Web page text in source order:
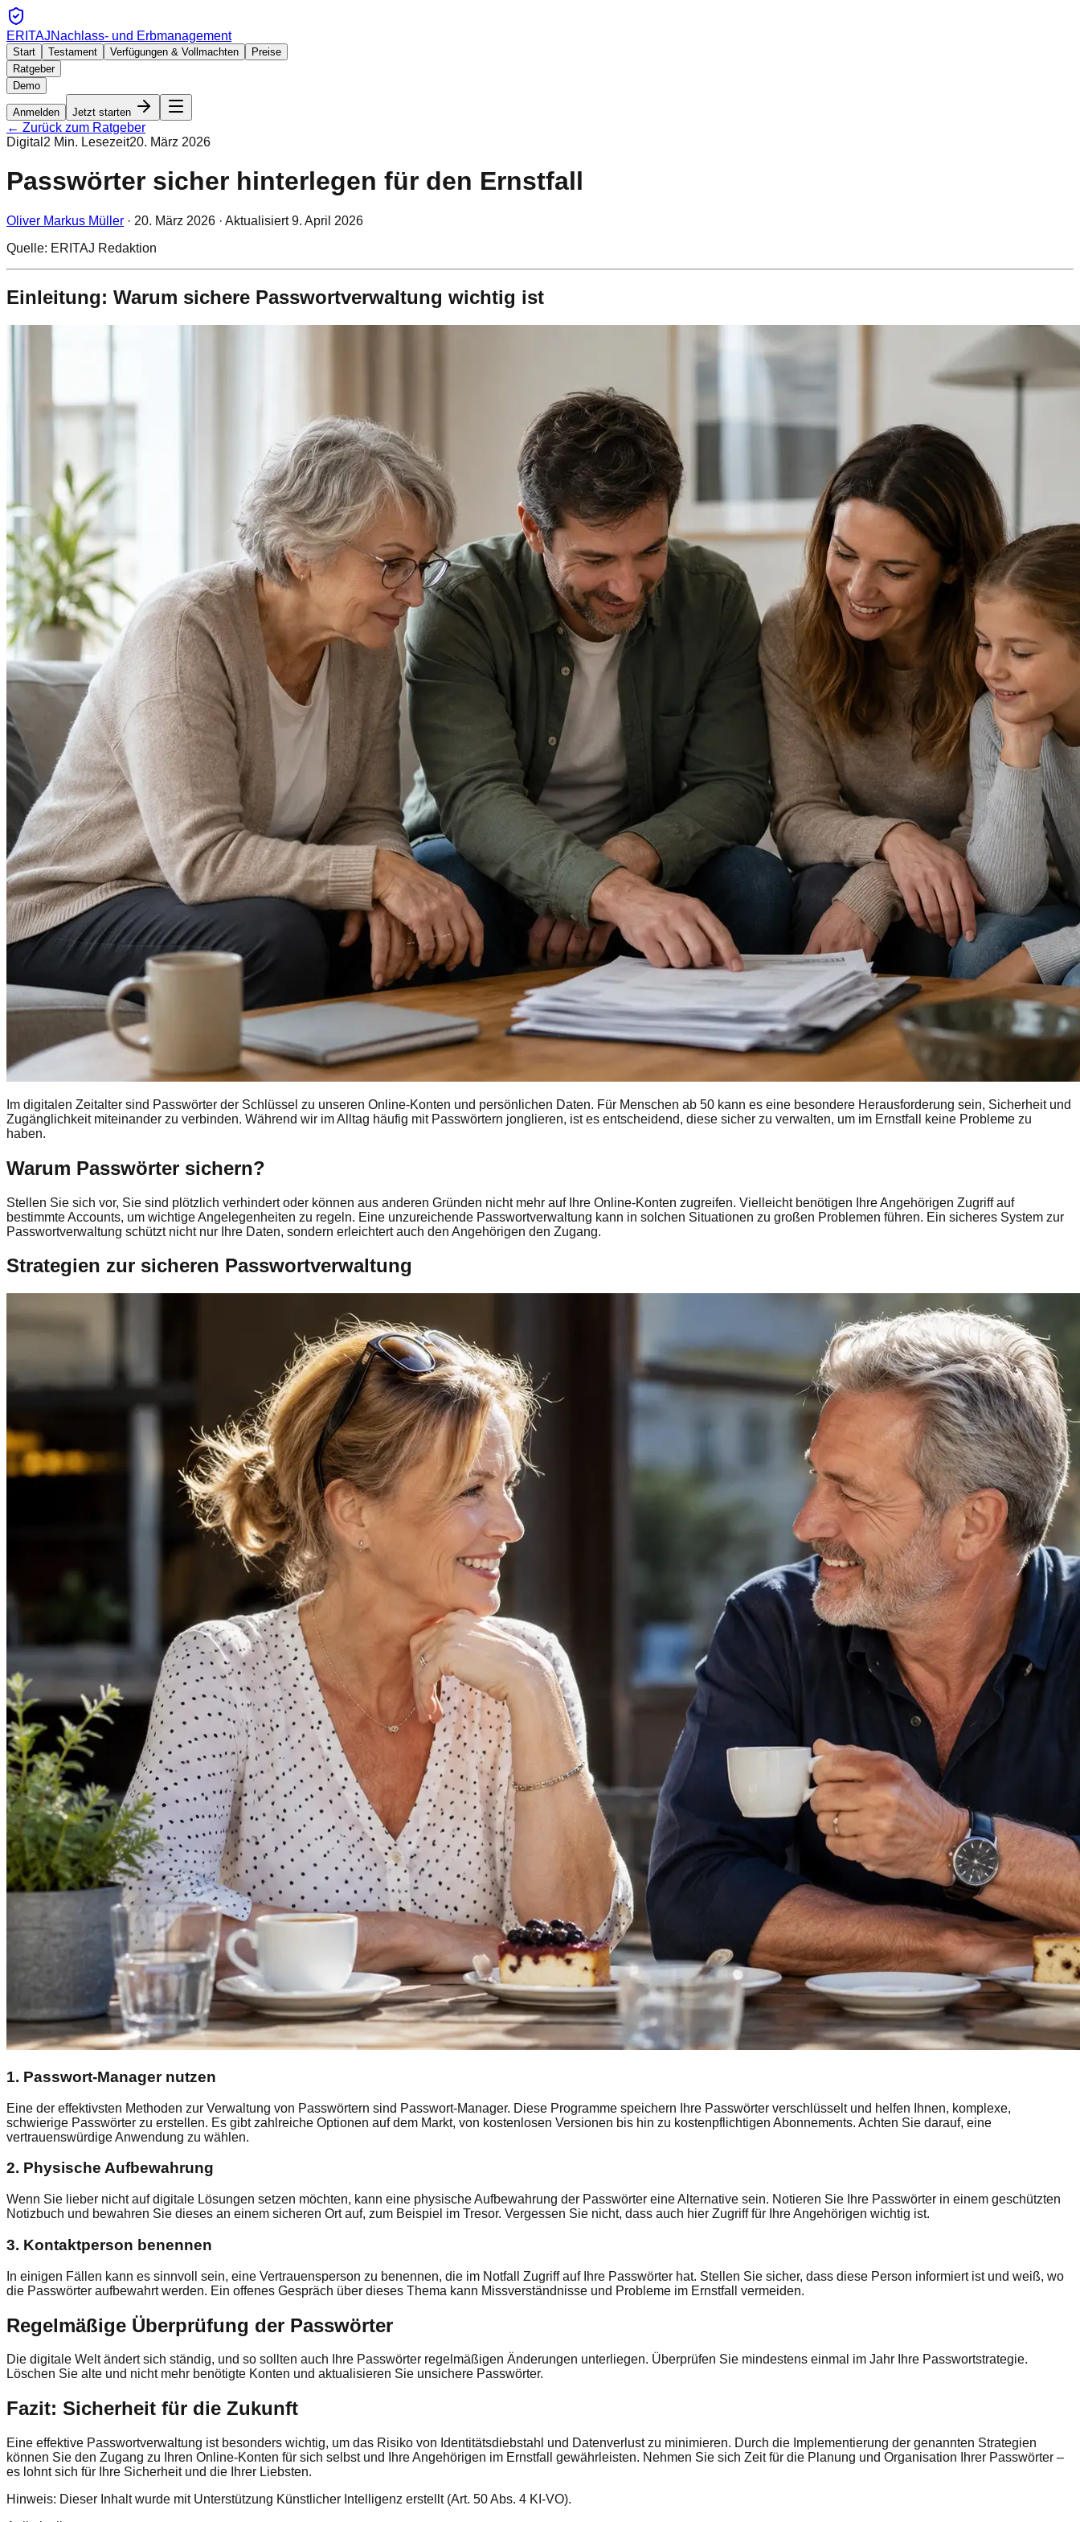
ERITAJNachlass- und Erbmanagement
Start Testament Verfügungen & Vollmachten
Preise
Ratgeber
Demo
Anmelden Jetzt starten
← Zurück zum Ratgeber
Digital 2 Min. Lesezeit20. März 2026
Passwörter sicher hinterlegen für den Ernstfall
Oliver Markus Müller · 20. März 2026 · Aktualisiert9. April 2026
Quelle: ERITAJ Redaktion
Einleitung: Warum sichere Passwortverwaltung wichtig ist
Im digitalen Zeitalter sind Passwörter der Schlüssel zu unseren Online-Konten und persönlichen Daten. Für Menschen ab 50 kann es eine besondere Herausforderung sein, Sicherheit und
Zugänglichkeit miteinander zu verbinden. Während wir im Alltag häufig mit Passwörtern jonglieren, ist es entscheidend, diese sicher zu verwalten, um im Ernstfall keine Probleme zu
haben.
Warum Passwörter sichern?
Stellen Sie sich vor, Sie sind plötzlich verhindert oder können aus anderen Gründen nicht mehr auf Ihre Online-Konten zugreifen. Vielleicht benötigen Ihre Angehörigen Zugriff auf
bestimmte Accounts, um wichtige Angelegenheiten zu regeln. Eine unzureichende Passwortverwaltung kann in solchen Situationen zu großen Problemen führen. Ein sicheres System zur
Passwortverwaltung schützt nicht nur Ihre Daten, sondern erleichtert auch den Angehörigen den Zugang.
Strategien zur sicheren Passwortverwaltung
1. Passwort-Manager nutzen
Eine der effektivsten Methoden zur Verwaltung von Passwörtern sind Passwort-Manager. Diese Programme speichern Ihre Passwörter verschlüsselt und helfen Ihnen, komplexe,
schwierige Passwörter zu erstellen. Es gibt zahlreiche Optionen auf dem Markt, von kostenlosen Versionen bis hin zu kostenpflichtigen Abonnements. Achten Sie darauf, eine
vertrauenswürdige Anwendung zu wählen.
2. Physische Aufbewahrung
Wenn Sie lieber nicht auf digitale Lösungen setzen möchten, kann eine physische Aufbewahrung der Passwörter eine Alternative sein. Notieren Sie Ihre Passwörter in einem geschützten
Notizbuch und bewahren Sie dieses an einem sicheren Ort auf, zum Beispiel im Tresor. Vergessen Sie nicht, dass auch hier Zugriff für Ihre Angehörigen wichtig ist.
3. Kontaktperson benennen
In einigen Fällen kann es sinnvoll sein, eine Vertrauensperson zu benennen, die im Notfall Zugriff auf Ihre Passwörter hat. Stellen Sie sicher, dass diese Person informiert ist und weiß, wo
die Passwörter aufbewahrt werden. Ein offenes Gespräch über dieses Thema kann Missverständnisse und Probleme im Ernstfall vermeiden.
Regelmäßige Überprüfung der Passwörter
Die digitale Welt ändert sich ständig, und so sollten auch Ihre Passwörter regelmäßigen Änderungen unterliegen. Überprüfen Sie mindestens einmal im Jahr Ihre Passwortstrategie.
Löschen Sie alte und nicht mehr benötigte Konten und aktualisieren Sie unsichere Passwörter.
Fazit: Sicherheit für die Zukunft
Eine effektive Passwortverwaltung ist besonders wichtig, um das Risiko von Identitätsdiebstahl und Datenverlust zu minimieren. Durch die Implementierung der genannten Strategien
können Sie den Zugang zu Ihren Online-Konten für sich selbst und Ihre Angehörigen im Ernstfall gewährleisten. Nehmen Sie sich Zeit für die Planung und Organisation Ihrer Passwörter –
es lohnt sich für Ihre Sicherheit und die Ihrer Liebsten.
Hinweis: Dieser Inhalt wurde mit Unterstützung Künstlicher Intelligenz erstellt (Art. 50 Abs. 4 KI-VO).